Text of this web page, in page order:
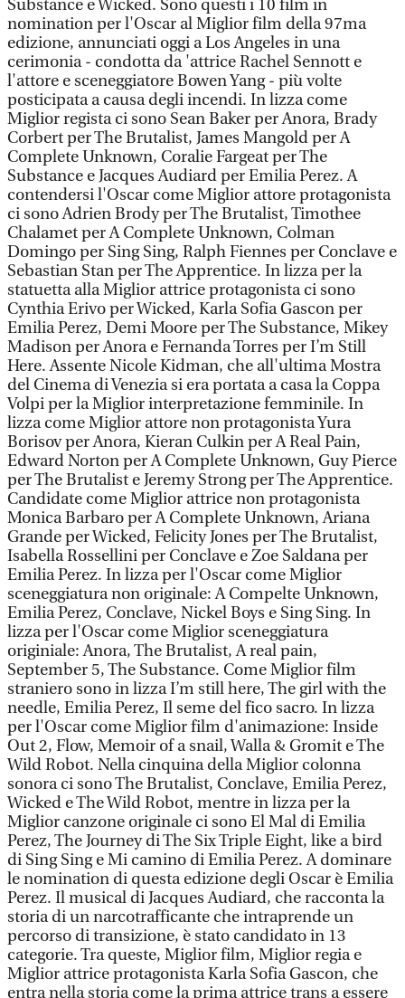
Substance e Wicked. Sono questi i 10 film in
nomination per l'Oscar al Miglior film della 97ma
edizione, annunciati oggi a Los Angeles in una
cerimonia - condotta da 'attrice Rachel Sennott e
l'attore e sceneggiatore Bowen Yang - più volte
posticipata a causa degli incendi. In lizza come
Miglior regista ci sono Sean Baker per Anora, Brady
Corbert per The Brutalist, James Mangold per A
Complete Unknown, Coralie Fargeat per The
Substance e Jacques Audiard per Emilia Perez. A
contendersi l'Oscar come Miglior attore protagonista
ci sono Adrien Brody per The Brutalist, Timothee
Chalamet per A Complete Unknown, Colman
Domingo per Sing Sing, Ralph Fiennes per Conclave e
Sebastian Stan per The Apprentice. In lizza per la
statuetta alla Miglior attrice protagonista ci sono
Cynthia Erivo per Wicked, Karla Sofia Gascon per
Emilia Perez, Demi Moore per The Substance, Mikey
Madison per Anora e Fernanda Torres per I’m Still
Here. Assente Nicole Kidman, che all'ultima Mostra
del Cinema di Venezia si era portata a casa la Coppa
Volpi per la Miglior interpretazione femminile. In
lizza come Miglior attore non protagonista Yura
Borisov per Anora, Kieran Culkin per A Real Pain,
Edward Norton per A Complete Unknown, Guy Pierce
per The Brutalist e Jeremy Strong per The Apprentice.
Candidate come Miglior attrice non protagonista
Monica Barbaro per A Complete Unknown, Ariana
Grande per Wicked, Felicity Jones per The Brutalist,
Isabella Rossellini per Conclave e Zoe Saldana per
Emilia Perez. In lizza per l'Oscar come Miglior
sceneggiatura non originale: A Compelte Unknown,
Emilia Perez, Conclave, Nickel Boys e Sing Sing. In
lizza per l'Oscar come Miglior sceneggiatura
originiale: Anora, The Brutalist, A real pain,
September 5, The Substance. Come Miglior film
straniero sono in lizza I’m still here, The girl with the
needle, Emilia Perez, Il seme del fico sacro. In lizza
per l'Oscar come Miglior film d'animazione: Inside
Out 2, Flow, Memoir of a snail, Walla & Gromit e The
Wild Robot. Nella cinquina della Miglior colonna
sonora ci sono The Brutalist, Conclave, Emilia Perez,
Wicked e The Wild Robot, mentre in lizza per la
Miglior canzone originale ci sono El Mal di Emilia
Perez, The Journey di The Six Triple Eight, like a bird
di Sing Sing e Mi camino di Emilia Perez. A dominare
le nomination di questa edizione degli Oscar è Emilia
Perez. Il musical di Jacques Audiard, che racconta la
storia di un narcotrafficante che intraprende un
percorso di transizione, è stato candidato in 13
categorie. Tra queste, Miglior film, Miglior regia e
Miglior attrice protagonista Karla Sofia Gascon, che
entra nella storia come la prima attrice trans a essere